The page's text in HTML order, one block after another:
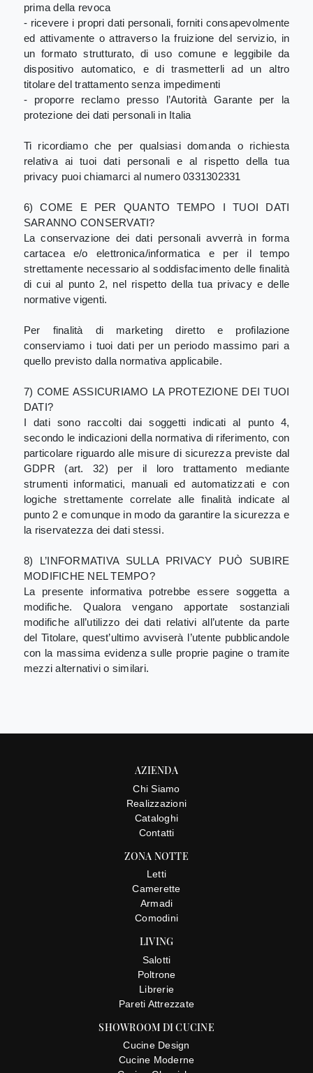
prima della revoca
- ricevere i propri dati personali, forniti consapevolmente
ed attivamente o attraverso la fruizione del servizio, in
un formato strutturato, di uso comune e leggibile da
dispositivo automatico, e di trasmetterli ad un altro
titolare del trattamento senza impedimenti
- proporre reclamo presso l’Autorità Garante per la
protezione dei dati personali in Italia
Ti ricordiamo che per qualsiasi domanda o richiesta
relativa ai tuoi dati personali e al rispetto della tua
privacy puoi chiamarci al numero 0331302331
6) COME E PER QUANTO TEMPO I TUOI DATI
SARANNO CONSERVATI?
La conservazione dei dati personali avverrà in forma
cartacea e/o elettronica/informatica e per il tempo
strettamente necessario al soddisfacimento delle finalità
di cui al punto 2, nel rispetto della tua privacy e delle
normative vigenti.
Per finalità di marketing diretto e profilazione
conserviamo i tuoi dati per un periodo massimo pari a
quello previsto dalla normativa applicabile.
7) COME ASSICURIAMO LA PROTEZIONE DEI TUOI
DATI?
I dati sono raccolti dai soggetti indicati al punto 4,
secondo le indicazioni della normativa di riferimento, con
particolare riguardo alle misure di sicurezza previste dal
GDPR (art. 32) per il loro trattamento mediante
strumenti informatici, manuali ed automatizzati e con
logiche strettamente correlate alle finalità indicate al
punto 2 e comunque in modo da garantire la sicurezza e
la riservatezza dei dati stessi.
8) L’INFORMATIVA SULLA PRIVACY PUÒ SUBIRE
MODIFICHE NEL TEMPO?
La presente informativa potrebbe essere soggetta a
modifiche. Qualora vengano apportate sostanziali
modifiche all’utilizzo dei dati relativi all’utente da parte
del Titolare, quest’ultimo avviserà l’utente pubblicandole
con la massima evidenza sulle proprie pagine o tramite
mezzi alternativi o similari.
SHOWROOM DI CUCINE
Cucine Design
Cucine Moderne
LIVING
Salotti
Poltrone
Librerie
Pareti Attrezzate
ZONA NOTTE
Letti
Camerette
Armadi
Comodini
AZIENDA
Chi Siamo
Realizzazioni
Cataloghi
Contatti